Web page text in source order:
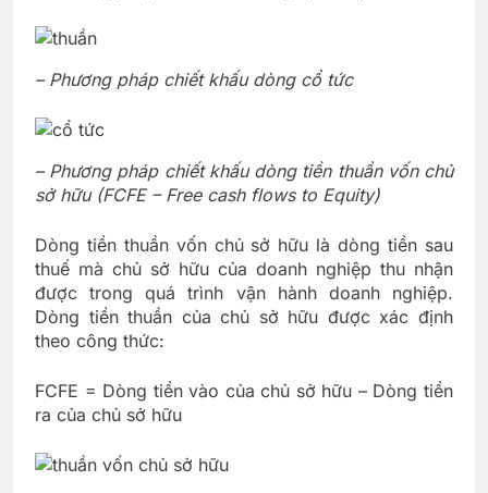
– Phương pháp chiết khấu dòng cổ tức
– Phương pháp chiết khấu dòng tiền thuần vốn chủ
sở hữu (FCFE – Free cash flows to Equity)
Dòng tiền thuần vốn chủ sở hữu là dòng tiền sau
thuế mà chủ sở hữu của doanh nghiệp thu nhận
được trong quá trình vận hành doanh nghiệp.
Dòng tiền thuần của chủ sở hữu được xác định
theo công thức:
FCFE = Dòng tiền vào của chủ sở hữu – Dòng tiền
ra của chủ sở hữu